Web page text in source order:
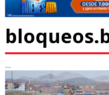
...